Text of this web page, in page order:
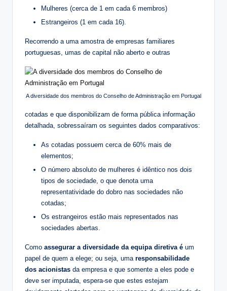
Mulheres (cerca de 1 em cada 6 membros)
Estrangeiros (1 em cada 16).
Recorrendo a uma amostra de empresas familiares
portuguesas, umas de capital não aberto e outras
A diversidade dos membros do Conselho de Administração em Portugal
cotadas e que disponibilizam de forma pública informação
detalhada, sobressaíram os seguintes dados comparativos:
As cotadas possuem cerca de 60% mais de
elementos;
O número absoluto de mulheres é idêntico nos dois
tipos de sociedade, o que denota uma
representatividade do dobro nas sociedades não
cotadas;
Os estrangeiros estão mais representados nas
sociedades abertas.
Como assegurar a diversidade da equipa diretiva é um
papel de quem a elege; ou seja, uma responsabilidade
dos acionistas da empresa e que somente a eles pode e
deve ser imputada, espera-se que estes estejam